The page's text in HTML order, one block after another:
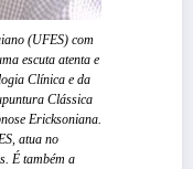
(UFES) com
escuta atenta e
Clínica e da
Clássica
Ericksoniana.
atua no
É também a